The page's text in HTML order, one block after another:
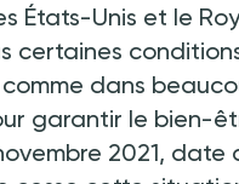
États-Unis et le
certaines
dans
garantir le bien-
2021, date